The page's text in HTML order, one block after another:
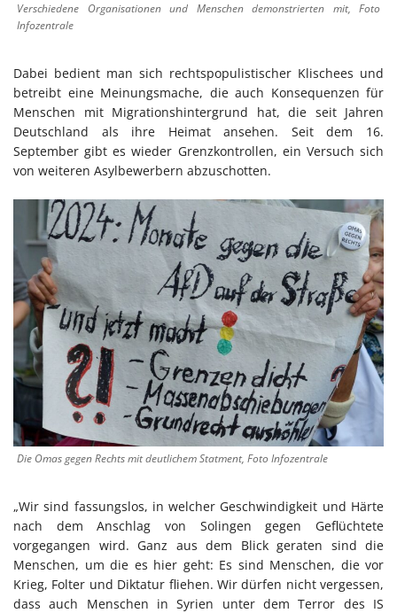
Verschiedene Organisationen und Menschen demonstrierten mit, Foto
Infozentrale
Dabei bedient man sich rechtspopulistischer Klischees und
betreibt eine Meinungsmache, die auch Konsequenzen für
Menschen mit Migrationshintergrund hat, die seit Jahren
Deutschland als ihre Heimat ansehen. Seit dem 16.
September gibt es wieder Grenzkontrollen, ein Versuch sich
von weiteren Asylbewerbern abzuschotten.
Die Omas gegen Rechts mit deutlichem Statment, Foto Infozentrale
„Wir sind fassungslos, in welcher Geschwindigkeit und Härte
nach dem Anschlag von Solingen gegen Geflüchtete
vorgegangen wird. Ganz aus dem Blick geraten sind die
Menschen, um die es hier geht: Es sind Menschen, die vor
Krieg, Folter und Diktatur fliehen. Wir dürfen nicht vergessen,
dass auch Menschen in Syrien unter dem Terror des IS